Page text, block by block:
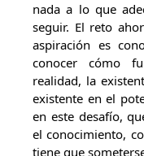
nada a lo que
seguir. El reto
aspiración es
conocer cómo
realidad, la
existente en el
en este desafío,
el conocimiento,
tiene que